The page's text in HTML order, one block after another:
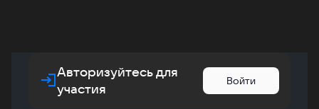
Авторизуйтесь для
участия
Войти